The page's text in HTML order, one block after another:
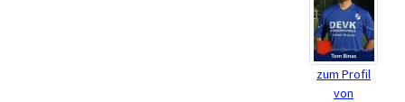
zum Profil
von